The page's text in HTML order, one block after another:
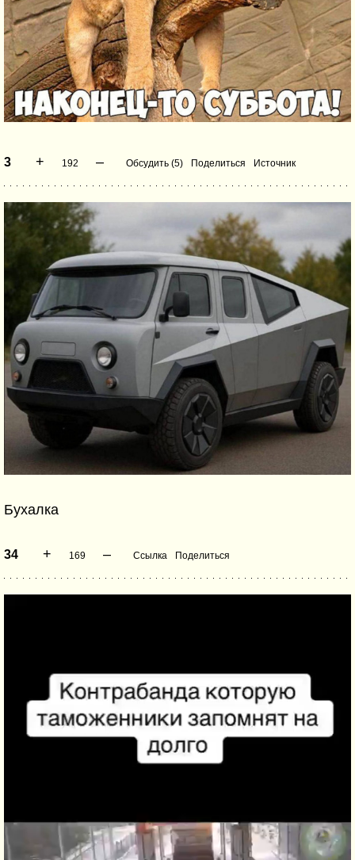
3 + 192 – Обсудить (5) Поделиться Источник
Бухалка
34 + 169 – Ссылка Поделиться